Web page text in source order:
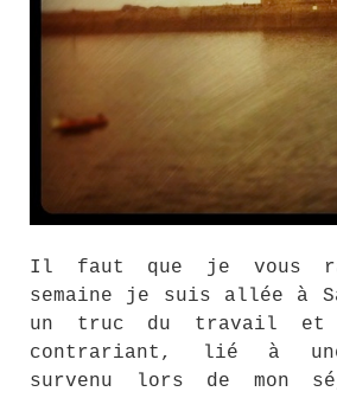
Il faut que je vous
semaine je suis allée à
un truc du travail et
contrariant, lié à
survenu lors de mon